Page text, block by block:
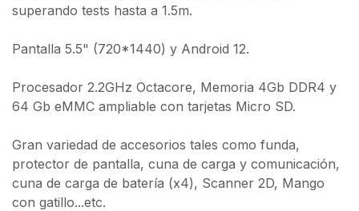
superando tests hasta a 1.5m.
Pantalla 5.5" (720*1440) y Android 12.
Procesador 2.2GHz Octacore, Memoria 4Gb DDR4 y
64 Gb eMMC ampliable con tarjetas Micro SD.
Gran variedad de accesorios tales como funda,
protector de pantalla, cuna de carga y comunicación,
cuna de carga de batería (x4), Scanner 2D, Mango
con gatillo...etc.